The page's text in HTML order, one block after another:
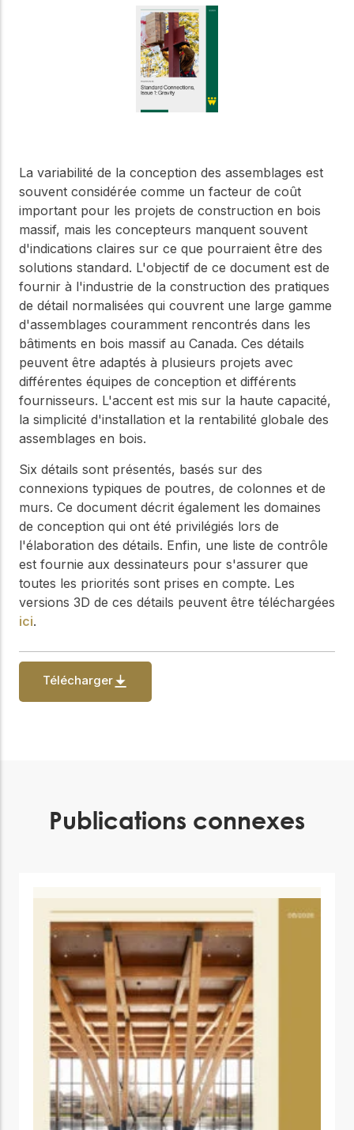
construction en bois.
Outils de
conception
Outils et calculateurs
en toute confiance et
sécurité.
Apprentissage
en ligne
Développez votre
expertise grâce à des
cours en ligne, des
ateliers et des
formations sur la
construction en bois,
les normes et les
meilleures pratiques.
Réseau
d'innovation
dans le domaine
du bois
Connectez-vous avec
des professionnels et
explorez des idées de
pointe qui stimulent
l'innovation dans la
construction en bois et
la durabilité.
Faites connaissance
avec les dirigeants qui
fournissent la direction
stratégique et la
gouvernance de notre
Explorez les offres
d'emploi actuelles et les
opportunités de
développement de
carrière au sein de notre
équipe multidisciplinaire.
Boiseries
Explorez le programme
WoodWorks et
connectez-vous pour
obtenir du support
technique, des conseils
d'experts et accéder à
des ressources pratiques
La variabilité de la conception des assemblages est
souvent considérée comme un facteur de coût
important pour les projets de construction en bois
massif, mais les concepteurs manquent souvent
d'indications claires sur ce que pourraient être des
solutions standard. L'objectif de ce document est de
fournir à l'industrie de la construction des pratiques
de détail normalisées qui couvrent une large gamme
d'assemblages couramment rencontrés dans les
bâtiments en bois massif au Canada. Ces détails
peuvent être adaptés à plusieurs projets avec
différentes équipes de conception et différents
fournisseurs. L'accent est mis sur la haute capacité,
la simplicité d'installation et la rentabilité globale des
assemblages en bois.
Six détails sont présentés, basés sur des
connexions typiques de poutres, de colonnes et de
murs. Ce document décrit également les domaines
de conception qui ont été privilégiés lors de
l'élaboration des détails. Enfin, une liste de contrôle
est fournie aux dessinateurs pour s'assurer que
toutes les priorités sont prises en compte. Les
versions 3D de ces détails peuvent être téléchargées
ici.
Télécharger
Publications connexes